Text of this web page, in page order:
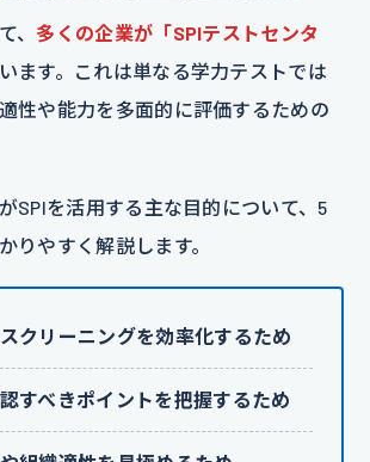
、 多くの企業が「SPIテストセンタ
ます。これは単なる学力テストでは
性や能力を多面的に評価するための
SPIを活用する主な目的について、5
りやすく解説します。
クリーニングを効率化するため
すべきポイントを把握するため